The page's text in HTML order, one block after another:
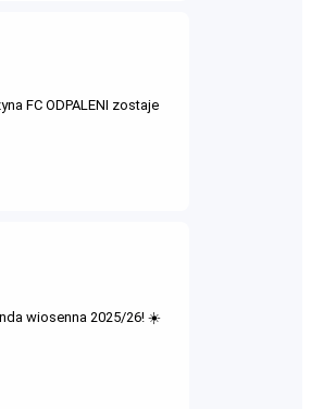
FC ODPALENI zostaje
wiosenna 2025/26! ☀️